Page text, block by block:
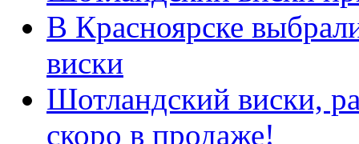
В Красноярске
виски
Шотландский виски,
скоро в продаже!